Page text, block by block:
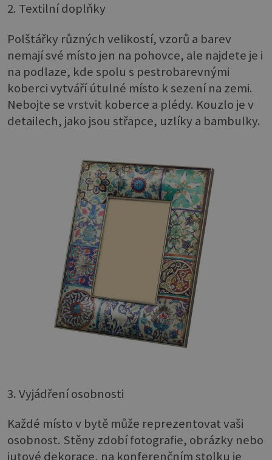
2. Textilní doplňky
Polštářky různých velikostí, vzorů a barev
nemají své místo jen na pohovce, ale najdete je i
na podlaze, kde spolu s pestrobarevnými
koberci vytváří útulné místo k sezení na zemi.
Nebojte se vrstvit koberce a plédy. Kouzlo je v
detailech, jako jsou střapce, uzlíky a bambulky.
3. Vyjádření osobnosti
Každé místo v bytě může reprezentovat vaši
osobnost. Stěny zdobí fotografie, obrázky nebo
jutové dekorace, na konferenčním stolku je